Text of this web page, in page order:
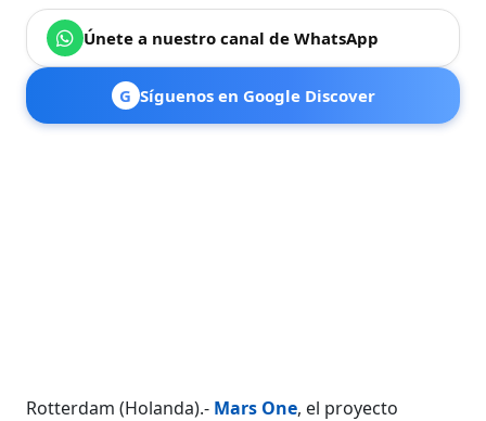
Únete a nuestro canal de WhatsApp
G Síguenos en Google Discover
Rotterdam (Holanda).- Mars One, el proyecto